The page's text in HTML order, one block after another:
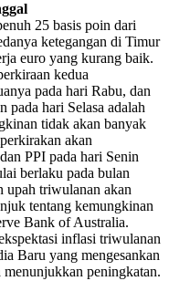
25 basis poin dari
ketegangan di Timur
euro yang kurang baik.
kedua
pada hari Rabu, dan
pada hari Selasa adalah
tidak akan banyak
akan
PPI pada hari Senin
berlaku pada bulan
upah triwulanan akan
tentang kemungkinan
Bank of Australia.
inflasi triwulanan
Baru yang mengesankan
peningkatan.